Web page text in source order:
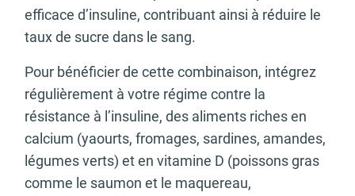
efficace d’insuline, contribuant ainsi à réduire le
taux de sucre dans le sang.
Pour bénéficier de cette combinaison, intégrez
régulièrement à votre régime contre la
résistance à l’insuline, des aliments riches en
calcium (yaourts, fromages, sardines, amandes,
légumes verts) et en vitamine D (poissons gras
comme le saumon et le maquereau,